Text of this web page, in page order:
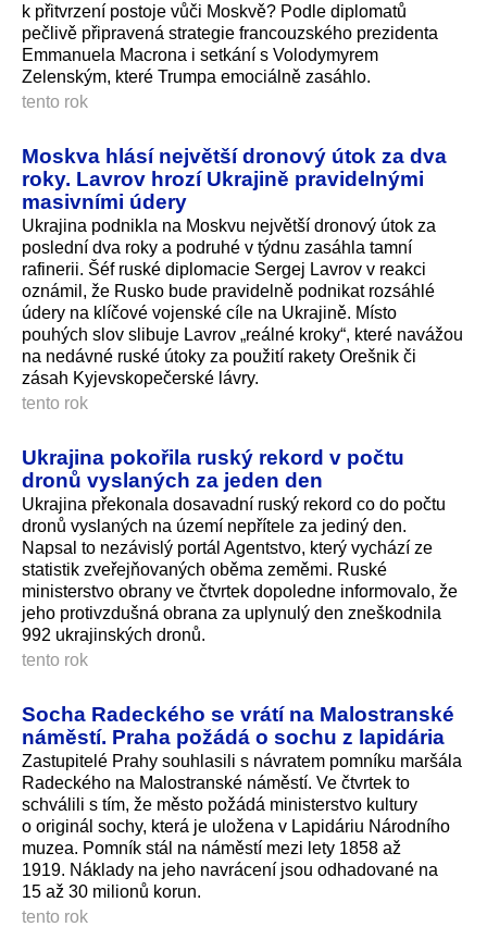
k přitvrzení postoje vůči Moskvě? Podle diplomatů
pečlivě připravená strategie francouzského prezidenta
Emmanuela Macrona i setkání s Volodymyrem
Zelenským, které Trumpa emociálně zasáhlo.
tento rok
Moskva hlásí největší dronový útok za dva
roky. Lavrov hrozí Ukrajině pravidelnými
masivními údery
Ukrajina podnikla na Moskvu největší dronový útok za
poslední dva roky a podruhé v týdnu zasáhla tamní
rafinerii. Šéf ruské diplomacie Sergej Lavrov v reakci
oznámil, že Rusko bude pravidelně podnikat rozsáhlé
údery na klíčové vojenské cíle na Ukrajině. Místo
pouhých slov slibuje Lavrov „reálné kroky“, které navážou
na nedávné ruské útoky za použití rakety Orešnik či
zásah Kyjevskopečer­ské lávry.
tento rok
Ukrajina pokořila ruský rekord v počtu
dronů vyslaných za jeden den
Ukrajina překonala dosavadní ruský rekord co do počtu
dronů vyslaných na území nepřítele za jediný den.
Napsal to nezávislý portál Agentstvo, který vychází ze
statistik zveřejňovaných oběma zeměmi. Ruské
ministerstvo obrany ve čtvrtek dopoledne informovalo, že
jeho protivzdušná obrana za uplynulý den zneškodnila
992 ukrajinských dro­nů.
tento rok
Socha Radeckého se vrátí na Malostranské
náměstí. Praha požádá o sochu z lapidária
Zastupitelé Prahy souhlasili s návratem pomníku maršála
Radeckého na Malostranské náměstí. Ve čtvrtek to
schválili s tím, že město požádá ministerstvo kultury
o originál sochy, která je uložena v Lapidáriu Národního
muzea. Pomník stál na náměstí mezi lety 1858 až
1919. Náklady na jeho navrácení jsou odhadované na
15 až 30 milionů korun.
tento rok